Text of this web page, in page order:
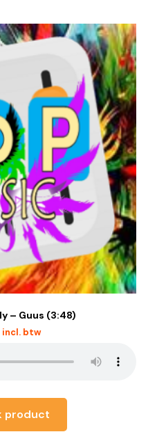
– Guus (3:48)
incl. btw
product